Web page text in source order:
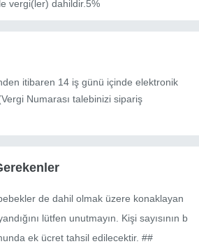
vergi(ler) dahildir.5%
itibaren 14 iş günü içinde elektronik
Numarası talebinizi sipariş
de dahil olmak üzere konaklayan
lütfen unutmayın. Kişi sayısının b
ek ücret tahsil edilecektir. ##